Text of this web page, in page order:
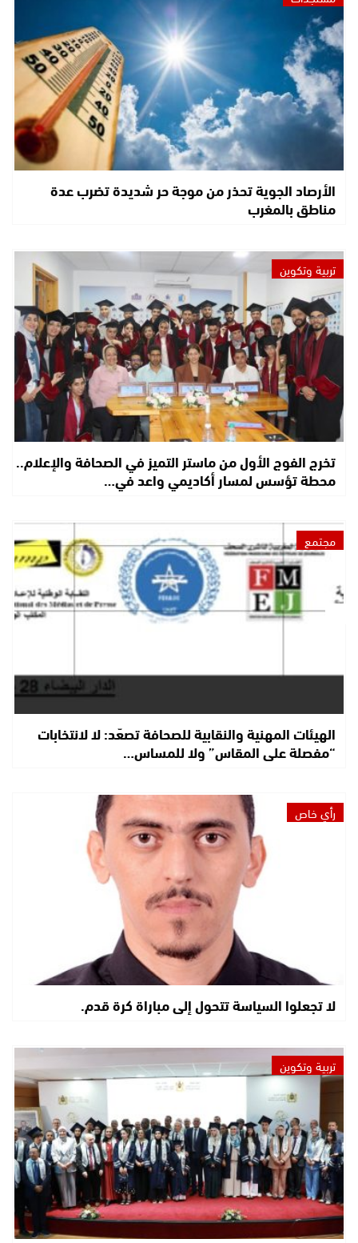
الأرصاد الجوية تحذر من موجة حر شديدة تضرب عدة
مناطق بالمغرب
تربية وتكوين
تخرج الفوج الأول من ماستر التميز في الصحافة والإعلام..
محطة تؤسس لمسار أكاديمي واعد في…
مجتمع
الهيئات المهنية والنقابية للصحافة تصعّد: لا لانتخابات
“مفصلة على المقاس” ولا للمساس…
رأي خاص
لا تجعلوا السياسة تتحول إلى مباراة كرة قدم.
تربية وتكوين